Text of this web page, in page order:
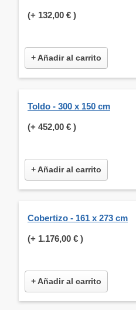
(+ 132,00 € )
+ Añadir al carrito
Toldo - 300 x 150 cm
(+ 452,00 € )
+ Añadir al carrito
Cobertizo - 161 x 273 cm
(+ 1.176,00 € )
+ Añadir al carrito